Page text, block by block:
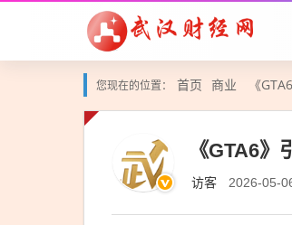
您现在的位置： 首页 商业 《
《GTA6
访客 2026-05-